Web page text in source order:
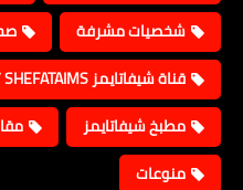
شخصيات مشرفة
قناة شيفاتايمز TV / SHEFATAIMS
مطبخ شيفاتايمز
منوعات